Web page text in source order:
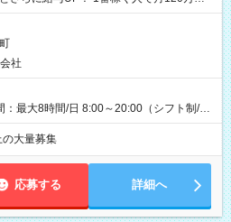
ージ＞ ■月収50万
住)※元建築関係 1日150個配達×25日勤務
社
：最大8時間/日 8:00～20:00（シフト制/実
（場所次第では週4も有り） ※配達状況
務可能性有り ※案件により多少の前後あ
の大量募集
応募する 詳細へ